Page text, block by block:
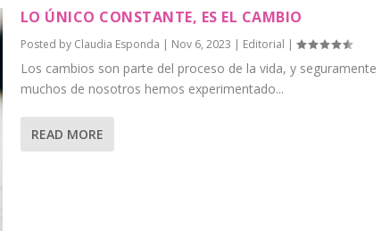
LO ÚNICO CONSTANTE, ES EL CAMBIO
Posted by Claudia Esponda | Nov 6, 2023 | Editorial |
Los cambios son parte del proceso de la vida, y seguramente
muchos de nosotros hemos experimentado...
READ MORE